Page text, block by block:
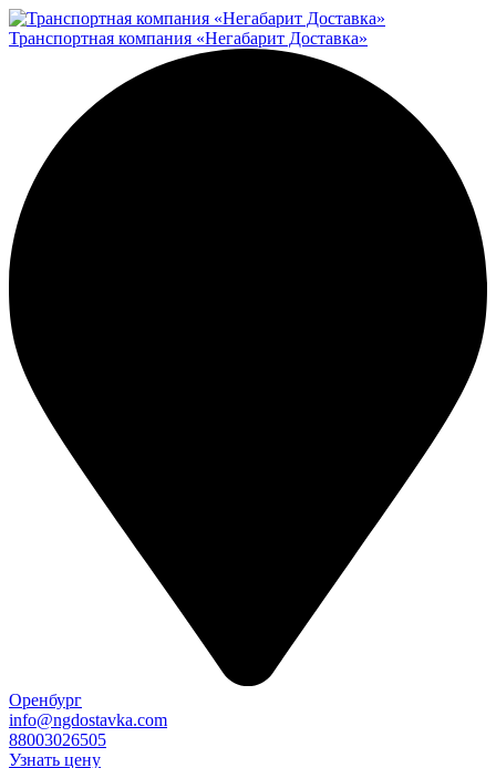
Транспортная компания «Негабарит Доставка»
Оренбург
info@ngdostavka.com
88003026505
Узнать цену